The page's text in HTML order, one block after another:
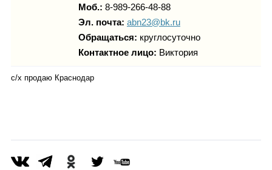
Гороскоп
Моб.: 8-989-266-48-88
Эл. почта: abn23@bk.ru
Обращаться: круглосуточно
Контактное лицо: Виктория
с/х продаю Краснодар